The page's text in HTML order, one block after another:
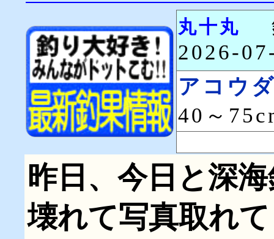
丸十丸
2026-
アコウ
40～
昨日、今日と深
壊れて写真取れ